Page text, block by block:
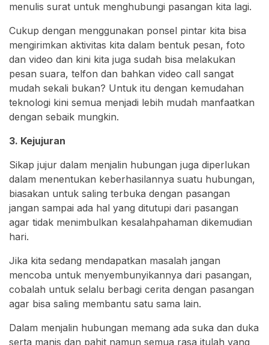
menulis surat untuk menghubungi pasangan kita lagi.
Cukup dengan menggunakan ponsel pintar kita bisa
mengirimkan aktivitas kita dalam bentuk pesan, foto
dan video dan kini kita juga sudah bisa melakukan
pesan suara, telfon dan bahkan video call sangat
mudah sekali bukan? Untuk itu dengan kemudahan
teknologi kini semua menjadi lebih mudah manfaatkan
dengan sebaik mungkin.
3. Kejujuran
Sikap jujur dalam menjalin hubungan juga diperlukan
dalam menentukan keberhasilannya suatu hubungan,
biasakan untuk saling terbuka dengan pasangan
jangan sampai ada hal yang ditutupi dari pasangan
agar tidak menimbulkan kesalahpahaman dikemudian
hari.
Jika kita sedang mendapatkan masalah jangan
mencoba untuk menyembunyikannya dari pasangan,
cobalah untuk selalu berbagi cerita dengan pasangan
agar bisa saling membantu satu sama lain.
Dalam menjalin hubungan memang ada suka dan duka
serta manis dan pahit namun semua rasa itulah yang